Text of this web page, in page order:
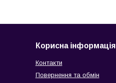
Корисна інформація
Контакти
Повернення та обмін